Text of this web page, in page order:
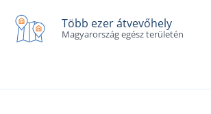
Több ezer átvevőhely
Magyarország egész területén